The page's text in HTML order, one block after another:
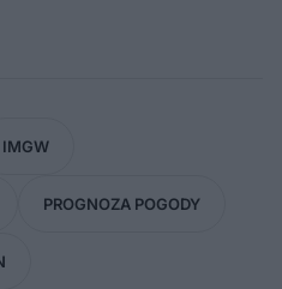
IMGW
PROGNOZA POGODY